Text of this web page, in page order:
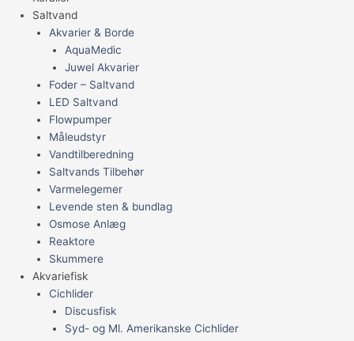
Saltvand
Akvarier & Borde
AquaMedic
Juwel Akvarier
Foder – Saltvand
LED Saltvand
Flowpumper
Måleudstyr
Vandtilberedning
Saltvands Tilbehør
Varmelegemer
Levende sten & bundlag
Osmose Anlæg
Reaktore
Skummere
Akvariefisk
Cichlider
Discusfisk
Syd- og Ml. Amerikanske Cichlider